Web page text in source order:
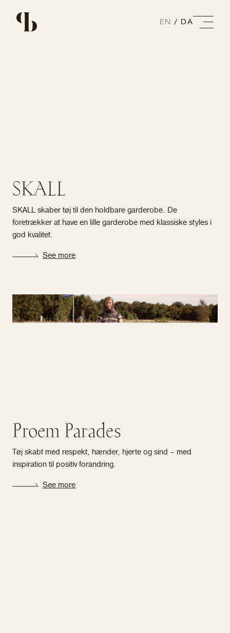
EN DA
SKALL
SKALL skaber tøj til den holdbare garderobe. De
foretrækker at have en lille garderobe med klassiske styles i
god kvalitet.
See more
Proem Parades
Tøj skabt med respekt, hænder, hjerte og sind – med
inspiration til positiv forandring.
See more